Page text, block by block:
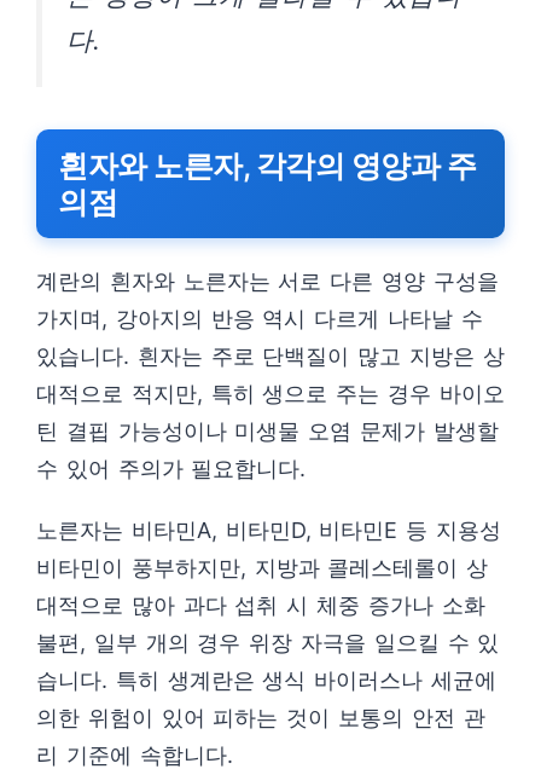
다.
흰자와 노른자, 각각의 영양과 주
의점
계란의 흰자와 노른자는 서로 다른 영양 구성을
가지며, 강아지의 반응 역시 다르게 나타날 수
있습니다. 흰자는 주로 단백질이 많고 지방은 상
대적으로 적지만, 특히 생으로 주는 경우 바이오
틴 결핍 가능성이나 미생물 오염 문제가 발생할
수 있어 주의가 필요합니다.
노른자는 비타민A, 비타민D, 비타민E 등 지용성
비타민이 풍부하지만, 지방과 콜레스테롤이 상
대적으로 많아 과다 섭취 시 체중 증가나 소화
불편, 일부 개의 경우 위장 자극을 일으킬 수 있
습니다. 특히 생계란은 생식 바이러스나 세균에
의한 위험이 있어 피하는 것이 보통의 안전 관
리 기준에 속합니다.